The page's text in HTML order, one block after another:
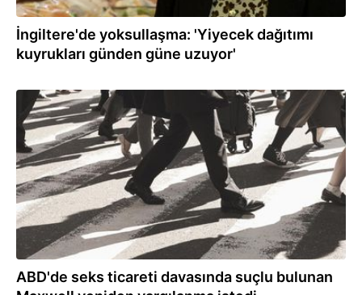
İngiltere'de yoksullaşma: 'Yiyecek dağıtımı
kuyrukları günden güne uzuyor'
20.01.2022
ABD'de seks ticareti davasında suçlu bulunan